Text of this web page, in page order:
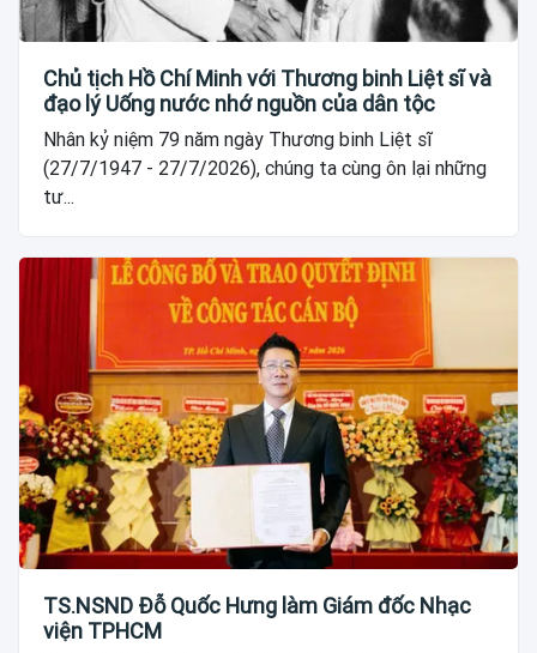
Chủ tịch Hồ Chí Minh với Thương binh Liệt sĩ và
đạo lý Uống nước nhớ nguồn của dân tộc
Nhân kỷ niệm 79 năm ngày Thương binh Liệt sĩ
(27/7/1947 - 27/7/2026), chúng ta cùng ôn lại những
tư...
TS.NSND Đỗ Quốc Hưng làm Giám đốc Nhạc
viện TPHCM